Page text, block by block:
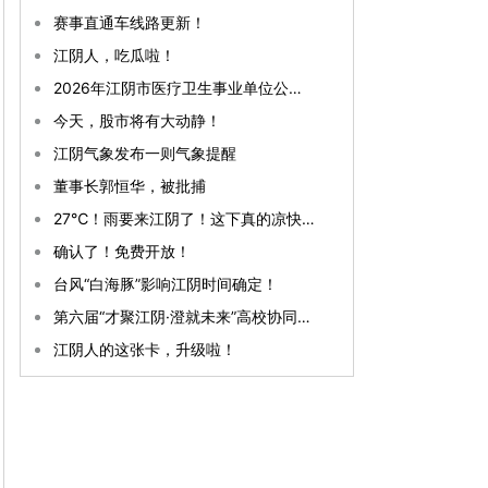
赛事直通车线路更新！
江阴人，吃瓜啦！
2026年江阴市医疗卫生事业单位公开招聘事业编制工作人员拟聘用人员公示（第一批）
今天，股市将有大动静！
江阴气象发布一则气象提醒
董事长郭恒华，被批捕
27℃！雨要来江阴了！这下真的凉快了！
确认了！免费开放！
台风“白海豚”影响江阴时间确定！
第六届“才聚江阴·澄就未来”高校协同引才发展大会暨AI赋能人才发展交流会开幕
江阴人的这张卡，升级啦！